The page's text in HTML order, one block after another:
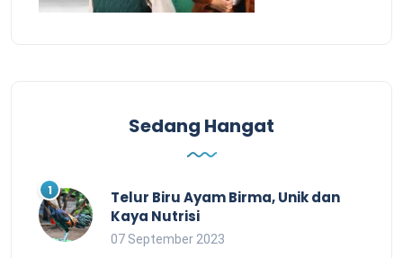
Sedang Hangat
Telur Biru Ayam Birma, Unik dan
Kaya Nutrisi
07 September 2023